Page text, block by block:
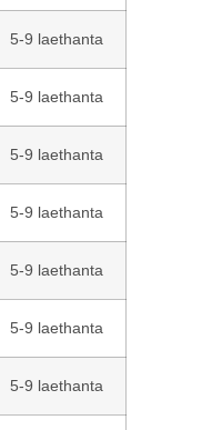
5-9 laethanta
5-9 laethanta
5-9 laethanta
5-9 laethanta
5-9 laethanta
5-9 laethanta
5-9 laethanta